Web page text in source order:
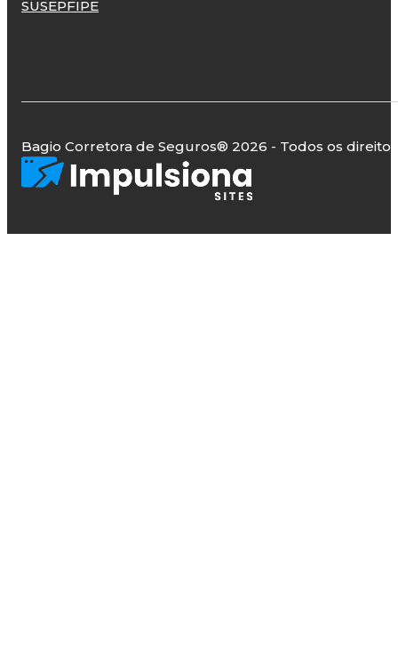
SUSEPFIPE
Bagio Corretora de Seguros® 2026 - Todos os